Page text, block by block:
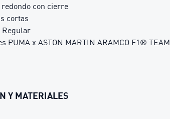
con cierre
cortas
Regular
PUMA x ASTON MARTIN ARAMCO F1® TEAM
Y MATERIALES